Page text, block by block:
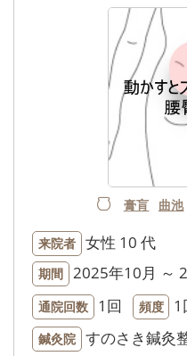
膏肓 曲池
来院者 女性 10 代
期間 2025年10月 ～
通院回数 1回 頻度 1
鍼灸院 すのさき鍼灸